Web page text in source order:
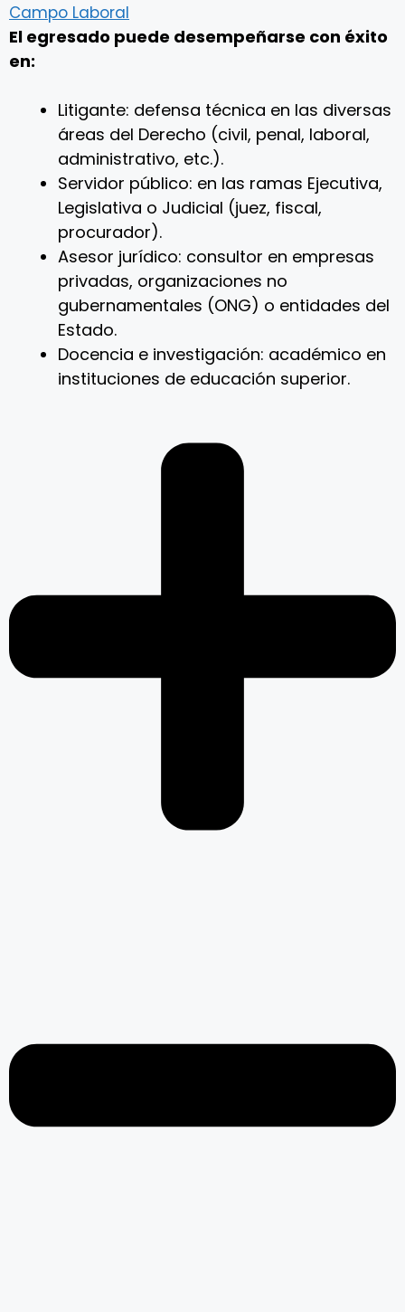
Campo Laboral
El egresado puede desempeñarse con éxito
en:
Litigante: defensa técnica en las diversas
áreas del Derecho (civil, penal, laboral,
administrativo, etc.).
Servidor público: en las ramas Ejecutiva,
Legislativa o Judicial (juez, fiscal,
procurador).
Asesor jurídico: consultor en empresas
privadas, organizaciones no
gubernamentales (ONG) o entidades del
Estado.
Docencia e investigación: académico en
instituciones de educación superior.